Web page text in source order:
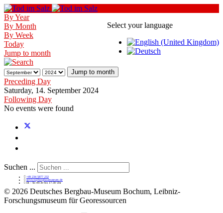
Select your language
By Year
By Month
By Week
Today
Jump to month
Jump to month
Preceding Day
Saturday, 14. September 2024
Following Day
No events were found
Suchen ...
+49 234 5877 232
service@bergbaumuseum.de
Di - So 09:30 bis 17:30 Uhr
© 2026 Deutsches Bergbau-Museum Bochum, Leibniz-
Forschungsmuseum für Georessourcen